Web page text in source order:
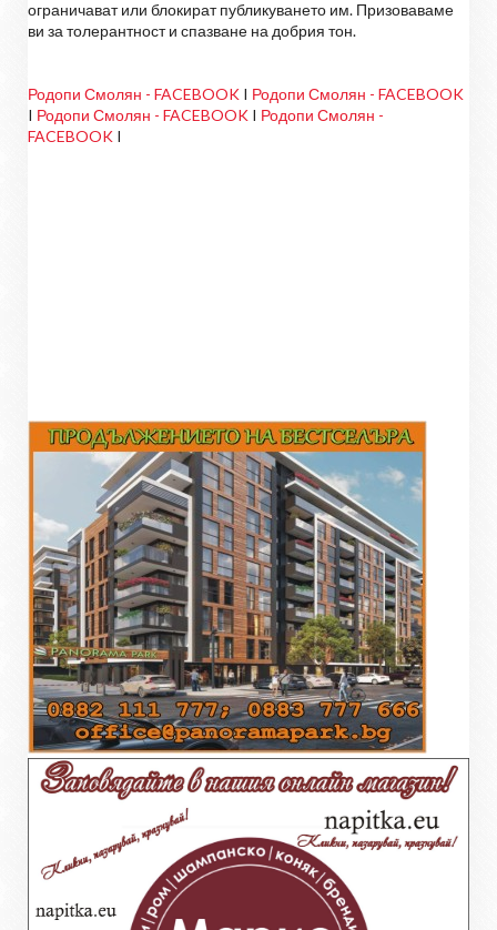
ограничават или блокират публикуването им. Призоваваме
ви за толерантност и спазване на добрия тон.
Родопи Смолян - FACEBOOK I Родопи Смолян - FACEBOOK
I Родопи Смолян - FACEBOOK I Родопи Смолян -
FACEBOOK I